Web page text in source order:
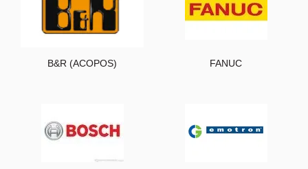
B&R (ACOPOS) FANUC